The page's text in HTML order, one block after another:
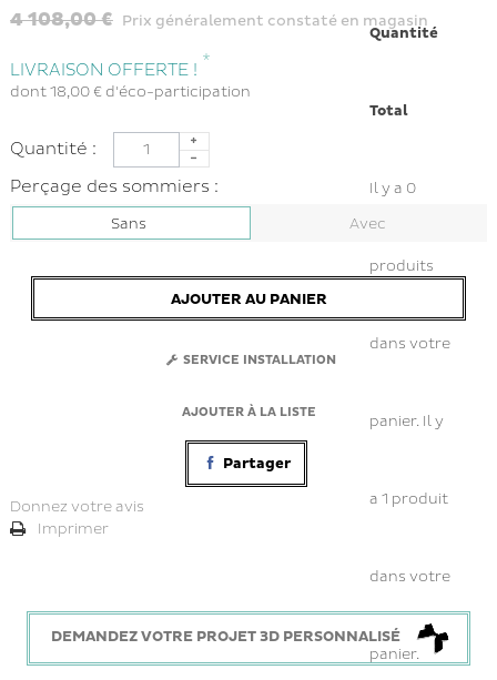
Quantité
Total
Il y a 0
produits
dans votre
panier. Il y
a 1 produit
dans votre
panier.
4 108,00 € Prix généralement constaté en magasin
LIVRAISON OFFERTE ! *
dont18,00 € d'éco-participation
Quantité :
Perçage des sommiers :
Sans Avec
AJOUTER AU PANIER
SERVICE INSTALLATION
AJOUTER À LA LISTE
Partager
Donnez votre avis
Imprimer
DEMANDEZ VOTRE PROJET 3D PERSONNALISÉ